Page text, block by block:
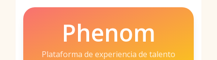
Phenom
Plataforma de experiencia de talento